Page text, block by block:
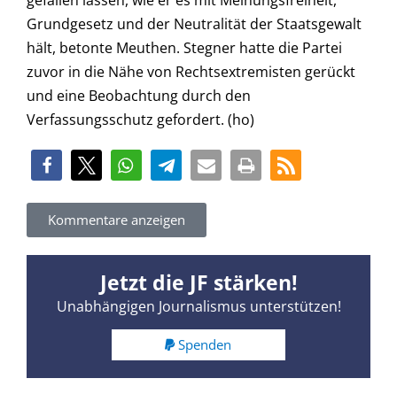
Grundgesetz und der Neutralität der Staatsgewalt
hält, betonte Meuthen. Stegner hatte die Partei
zuvor in die Nähe von Rechtsextremisten gerückt
und eine Beobachtung durch den
Verfassungsschutz gefordert. (ho)
Kommentare anzeigen
Jetzt die JF stärken!
Unabhängigen Journalismus unterstützen!
Spenden